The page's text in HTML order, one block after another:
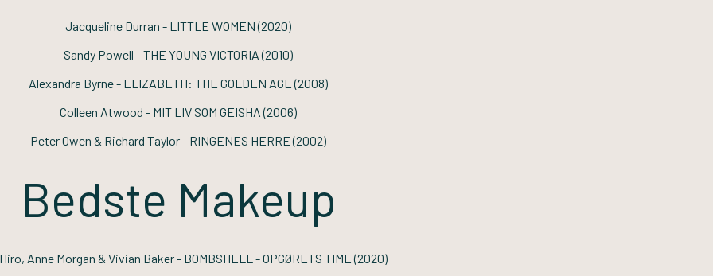
Jacqueline Durran - LITTLE WOMEN(2020)
Sandy Powell -THE YOUNG VICTORIA(2010)
Alexandra Byrne - ELIZABETH: THE GOLDEN AGE(2008)
Colleen Atwood - MIT LIV SOM GEISHA(2006)
Peter Owen & Richard Taylor - RINGENES HERRE(2002)
Bedste Makeup
Anne Morgan & Vivian Baker - BOMBSHELL - OPGØRETS TIME(2020)